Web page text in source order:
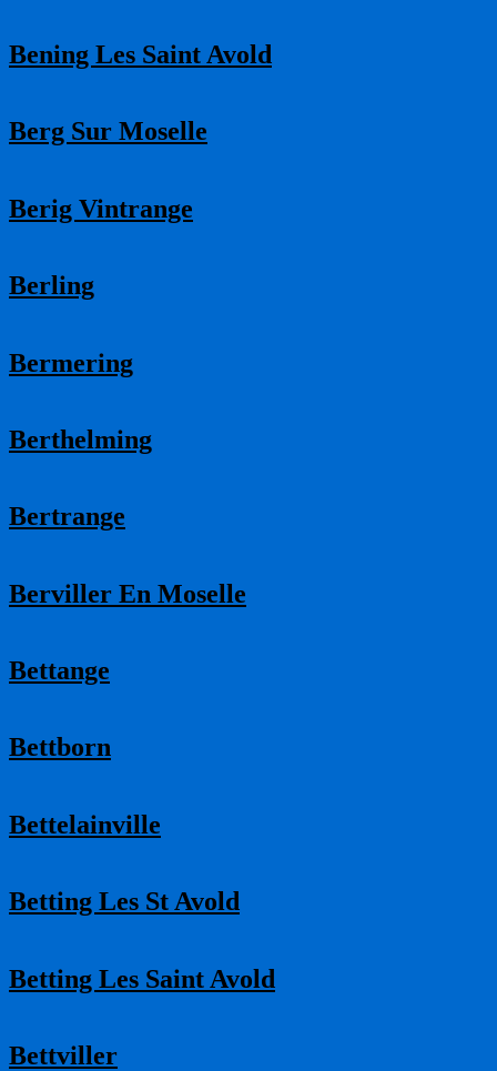
Bening Les Saint Avold
Berg Sur Moselle
Berig Vintrange
Berling
Bermering
Berthelming
Bertrange
Berviller En Moselle
Bettange
Bettborn
Bettelainville
Betting Les St Avold
Betting Les Saint Avold
Bettviller